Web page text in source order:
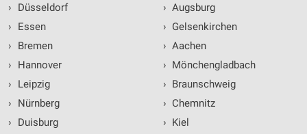
›
Düsseldorf
›
Essen
›
Bremen
›
Hannover
›
Leipzig
›
Nürnberg
›
Duisburg
› Augsburg
› Gelsenkirchen
› Aachen
› Mönchengladbach
› Braunschweig
› Chemnitz
› Kiel